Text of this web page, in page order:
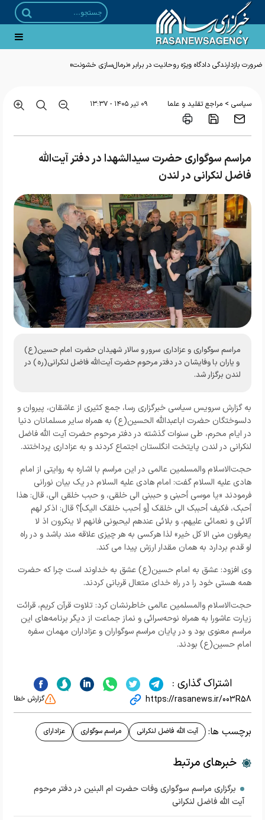
ضرورت بازدارندگی دادگاه ویژه روحانیت در برابر «نرمال‌سازی خشونت»
سیاسی > مراجع تقلید و علما ۰۹ تير ۱۴۰۵ - ۱۳:۳۷
مراسم سوگواری حضرت سیدالشهدا در دفتر آیت‌الله
فاضل لنکرانی در لندن
مراسم سوگواری و عزاداری سرور و سالار شهیدان حضرت امام حسین(ع)
و یاران با وفایشان در دفتر مرحوم حضرت آیت‌الله فاضل لنکرانی(ره) در
لندن برگزار شد.
به گزارش سرویس سیاسی خبرگزاری رسا، جمع کثیری از عاشقان، پیروان و
دلسوختگان حضرت اباعبدالله الحسین(ع) به همراه سایر مسلمانان دنیا
در ایام محرم، طی سنوات گذشته در دفتر مرحوم حضرت آیت الله فاضل
لنکرانی در لندن پایتخت انگلستان اجتماع کردند و به عزاداری پرداختند.
حجت‌الاسلام والمسلمین عالمی در این مراسم با اشاره به روایتی از امام
هادی علیه السلام گفت: امام هادی علیه السلام در یک بیان نورانی
فرمودند «يا موسي أحبني و حببني الي خلقي، و حبب خلقي الي، قال: هذا
أحبک، فکيف أحببک الي خلقک [و أحبب خلقک اليک]؟ قال: اذکر لهم
آلائي و نعمائي عليهم، و بلائي عندهم ليحبوني فانهم لا ينکرون اذ لا
يعرفون مني الا کل خير» لذا هرکسی به هر چیزی علاقه مند باشد و در راه
او قدم بردارد به همان مقدار ارزش پیدا می کند.
وی افزود: عشق به امام حسین(ع) عشق به خداوند است چرا که حضرت
همه هستی خود را در راه خدای متعال قربانی کردند.
حجت‌الاسلام والمسلمین عالمی خاطرنشان کرد: تلاوت قرآن کریم، قرائت
زیارت عاشورا به همراه نوحه‌سرائی و نماز جماعت از دیگر برنامه‌های این
مراسم معنوی بود و در پایان مراسم سوگواران و عزاداران مهمان سفره
امام حسین(ع) بودند.
اشتراک گذاری :
https://rasanews.ir/003R58 گزارش خطا
برچسب ها: آیت الله فاضل لنکرانی مراسم سوگواری عزادارای
خبرهای مرتبط
برگزاری مراسم سوگواری وفات حضرت ام البنین در دفتر مرحوم
آیت الله فاضل لنکرانی